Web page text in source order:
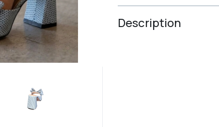
Description